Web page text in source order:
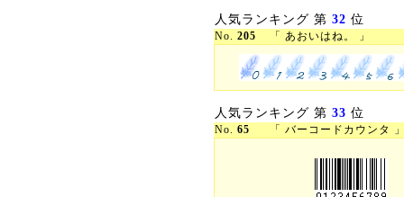
人気ランキング 第 32 位
No. 205 「 あおいはね。 」
人気ランキング 第 33 位
No. 65 「 バーコードカウンタ